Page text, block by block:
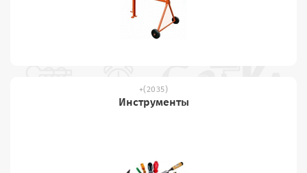
(2035)
Инструменты